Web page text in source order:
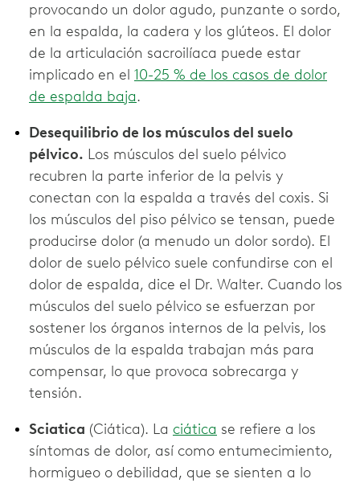
provocando un dolor agudo, punzante o sordo,
en la espalda, la cadera y los glúteos. El dolor
de la articulación sacroilíaca puede estar
implicado en el 10-25 % de los casos de dolor
de espalda baja.
Desequilibrio de los músculos del suelo
pélvico. Los músculos del suelo pélvico
recubren la parte inferior de la pelvis y
conectan con la espalda a través del coxis. Si
los músculos del piso pélvico se tensan, puede
producirse dolor (a menudo un dolor sordo). El
dolor de suelo pélvico suele confundirse con el
dolor de espalda, dice el Dr. Walter. Cuando los
músculos del suelo pélvico se esfuerzan por
sostener los órganos internos de la pelvis, los
músculos de la espalda trabajan más para
compensar, lo que provoca sobrecarga y
tensión.
Sciatica (Ciática). La ciática se refiere a los
síntomas de dolor, así como entumecimiento,
hormigueo o debilidad, que se sienten a lo